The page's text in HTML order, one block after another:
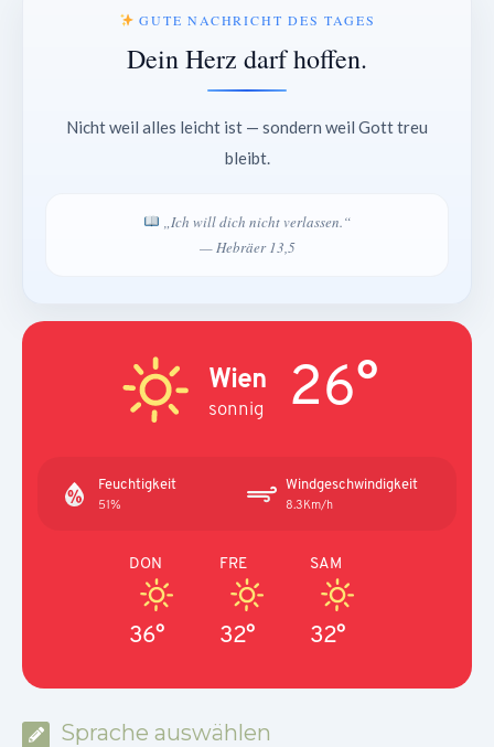
GUTE NACHRICHT DES TAGES
Dein Herz darf hoffen.
Nicht weil alles leicht ist — sondern weil Gott treu
bleibt.
„Ich will dich nicht verlassen.“
— Hebräer 13,5
Wien
sonnig 26°
Feuchtigkeit
51%
Windgeschwindigkeit
8.3Km/h
DON
36°
FRE
32°
SAM
32°
Sprache auswählen